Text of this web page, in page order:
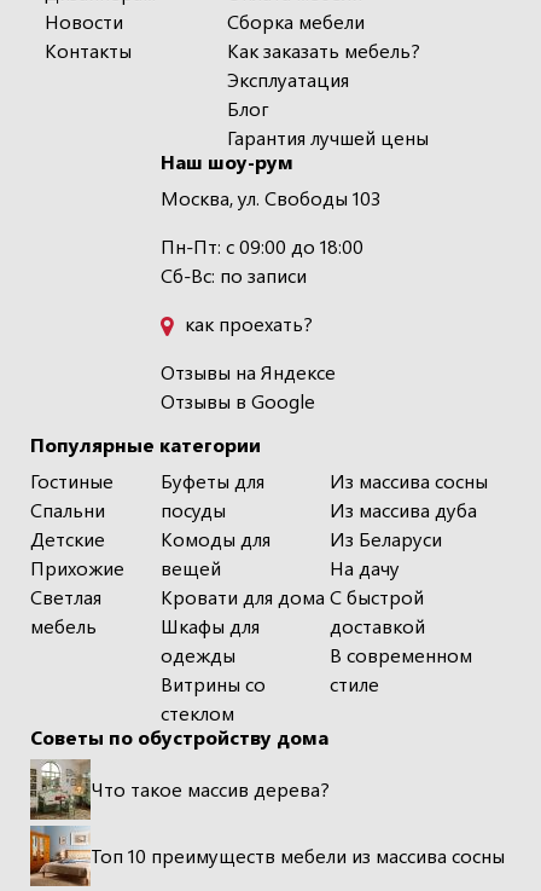
Новости
Контакты
Популярные категории
Гостиные
Спальни
Детские
Прихожие
Светлая
мебель
Буфеты для
посуды
Комоды для
вещей
Кровати для дома
Шкафы для
одежды
Витрины со
стеклом
Из массива сосны
Из массива дуба
Из Беларуси
На дачу
С быстрой
доставкой
В современном
стиле
Сборка мебели
Как заказать мебель?
Эксплуатация
Блог
Гарантия лучшей цены
Наш шоу-рум
Москва, ул. Свободы 103
Пн-Пт: с 09:00 до 18:00
Сб-Вс: по записи
как проехать?
Отзывы на Яндексе
Отзывы в Google
Советы по обустройству дома
Что такое массив дерева?
Топ 10 преимуществ мебели из массива сосны